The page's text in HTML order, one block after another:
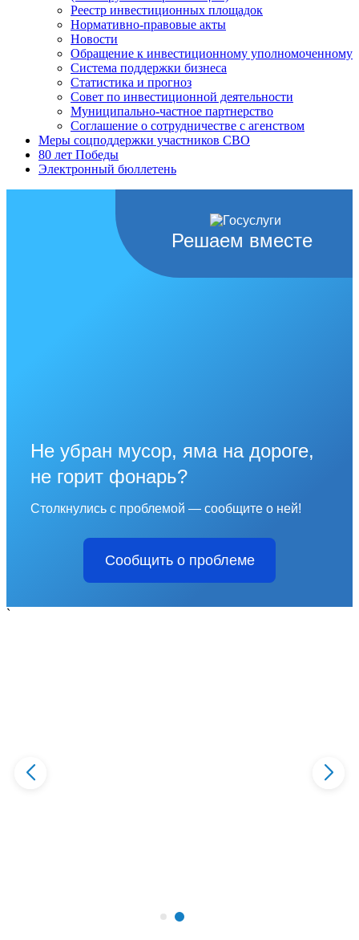
Реестр инвестиционных площадок
Нормативно-правовые акты
Новости
Обращение к инвестиционному уполномоченному
Система поддержки бизнеса
Статистика и прогноз
Совет по инвестиционной деятельности
Муниципально-частное партнерство
Соглашение о сотрудничестве с агенством
Меры соцподдержки участников СВО
80 лет Победы
Электронный бюллетень
Решаем вместе
Не убран мусор, яма на дороге,
не горит фонарь?
Столкнулись с проблемой — сообщите о ней!
Сообщить о проблеме
`